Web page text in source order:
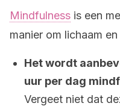
Mindfulness is een
manier om lichaam
Het wordt
uur per dag
Vergeet niet dat